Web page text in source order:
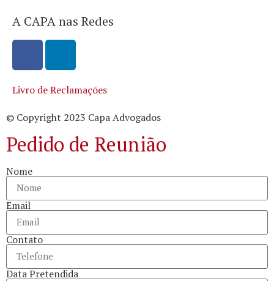
A CAPA nas Redes
Livro de Reclamações
© Copyright 2023 Capa Advogados
Pedido de Reunião
Nome
Email
Contato
Data Pretendida